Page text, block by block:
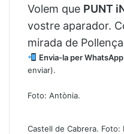
Volem que PUNT
vostre aparador.
mirada de
Envia-la per
enviar).
Foto: Antònia.
Castell de Cabrera. Foto: